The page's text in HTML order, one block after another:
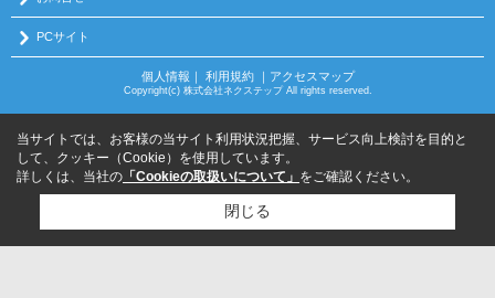
PCサイト
個人情報 ｜ 利用規約｜ アクセスマップ
Copyright(c) 株式会社ネクステップ All rights reserved.
当サイトでは、お客様の当サイト利用状況把握、サービス向上検討を目的と
して、クッキー（Cookie）を使用しています。
詳しくは、当社の 「Cookieの取扱いについて」 をご確認ください。
閉じる